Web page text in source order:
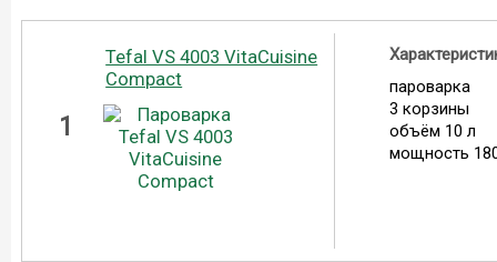
1
Tefal VS 4003 VitaCuisine
Compact
пароварка
3 корзины
объём 10 л
мощность